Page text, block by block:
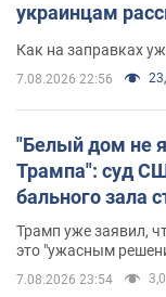
украинцам
Как на заправках
7.08.2026 22:56
"Белый дом не
Трампа": суд
бального зала
Трамп уже заявил,
это "ужасным
7.08.2026 23:54